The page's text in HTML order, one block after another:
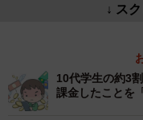
↓ ス
10代学生の約3
課金したことを